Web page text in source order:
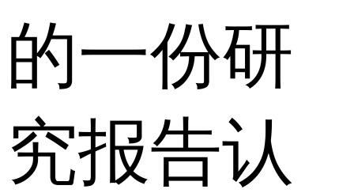
的一份研
究报告认